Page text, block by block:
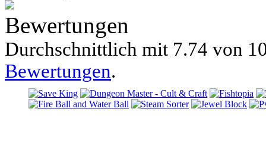
Bewertungen
Durchschnittlich mit 7.74 von
Bewertungen.